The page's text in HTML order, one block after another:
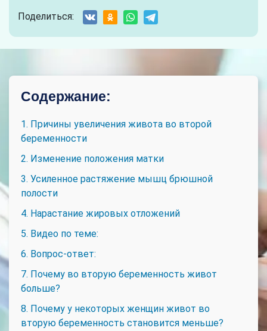
Поделиться:
Содержание:
1. Причины увеличения живота во второй
беременности
2. Изменение положения матки
3. Усиленное растяжение мышц брюшной
полости
4. Нарастание жировых отложений
5. Видео по теме:
6. Вопрос-ответ:
7. Почему во вторую беременность живот
больше?
8. Почему у некоторых женщин живот во
вторую беременность становится меньше?